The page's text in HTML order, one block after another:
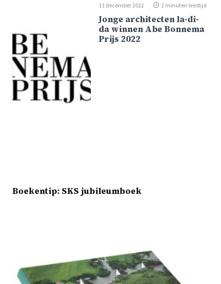
11 december 2022 2 minuten leestijd
Jonge architecten la-di-
da winnen Abe Bonnema
Prijs 2022
Boekentip: SKS jubileumboek